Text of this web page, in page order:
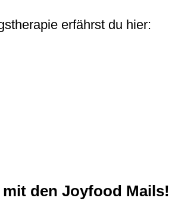
erfährst du hier:
den Joyfood Mails!